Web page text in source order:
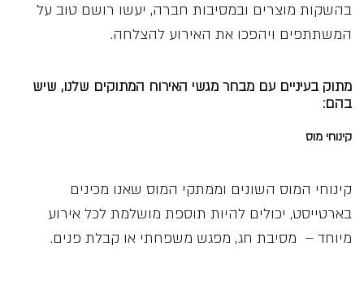
בהשקות מוצרים ובמסיבות חברה, יעשו רושם טוב על
המשתתפים ויהפכו את האירוע להצלחה.
מתוק בעיניים עם מבחר מגשי האירוח המתוקים שלנו, שיש
בהם:
קינוחי מוס
קינוחי המוס השונים וממתקי המוס שאנו מכינים
בארטייסט, יכולים להיות תוספת מושלמת לכל אירוע
מיוחד – מסיבת חג, מפגש משפחתי או קבלת פנים.